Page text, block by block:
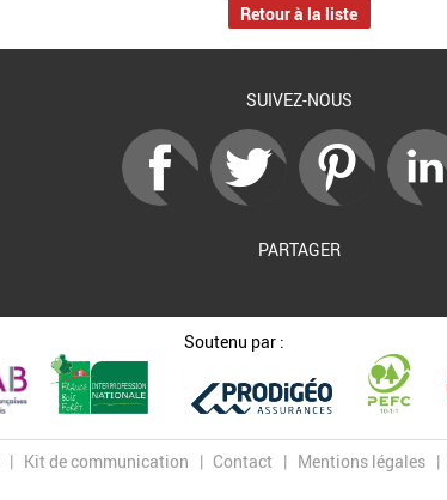
Retour à la liste
SUIVEZ-NOUS
PARTAGER
Soutenu par :
Kit de communication Contact Mentions légales